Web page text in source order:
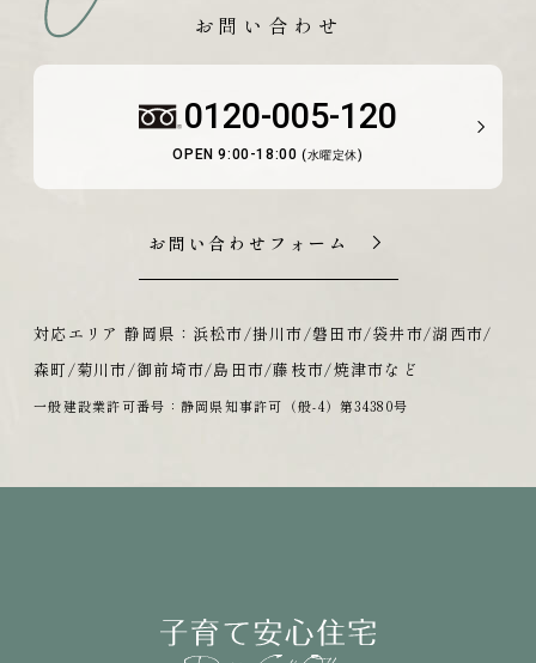
お問い合わせ
0120-005-120
OPEN 9:00-18:00 (水曜定休)
お問い合わせフォーム
対応エリア 静岡県：浜松市/掛川市/磐田市/袋井市/湖西市/
森町/菊川市/御前埼市/島田市/藤枝市/焼津市など
一般建設業許可番号：静岡県知事許可（般-4）第34380号